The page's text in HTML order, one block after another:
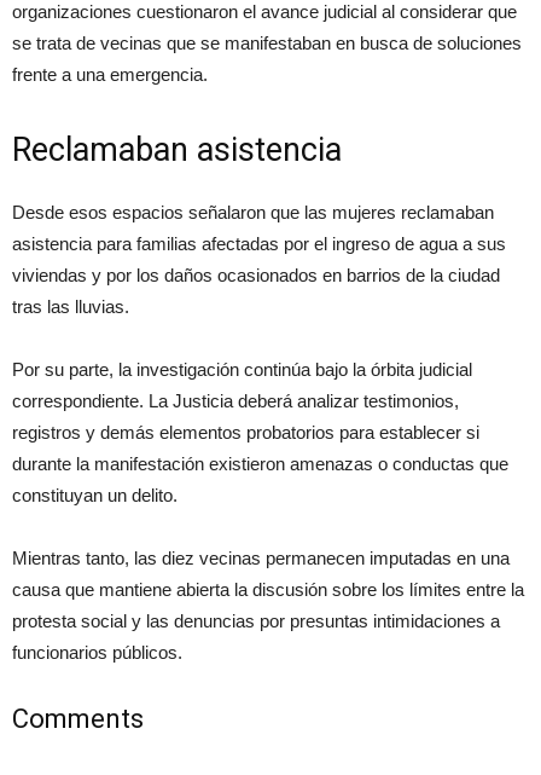
organizaciones cuestionaron el avance judicial al considerar que
se trata de vecinas que se manifestaban en busca de soluciones
frente a una emergencia.
Reclamaban asistencia
Desde esos espacios señalaron que las mujeres reclamaban
asistencia para familias afectadas por el ingreso de agua a sus
viviendas y por los daños ocasionados en barrios de la ciudad
tras las lluvias.
Por su parte, la investigación continúa bajo la órbita judicial
correspondiente. La Justicia deberá analizar testimonios,
registros y demás elementos probatorios para establecer si
durante la manifestación existieron amenazas o conductas que
constituyan un delito.
Mientras tanto, las diez vecinas permanecen imputadas en una
causa que mantiene abierta la discusión sobre los límites entre la
protesta social y las denuncias por presuntas intimidaciones a
funcionarios públicos.
Comments